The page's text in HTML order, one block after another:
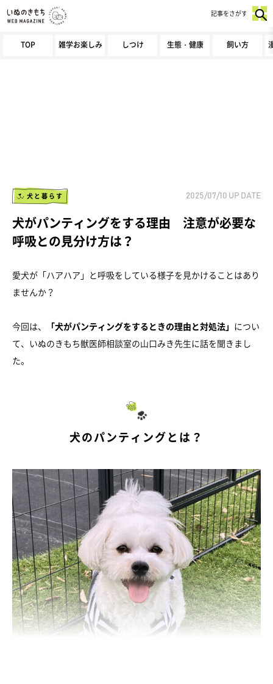
TOP 雑学お楽しみ しつけ 生態・健康 飼い方
記事をさがす
犬と暮らす 2025/07/10 UP DATE
犬がパンティングをする理由 注意が必要な
呼吸との見分け方は？
愛犬が「ハアハア」と呼吸をしている様子を見かけることはあり
ませんか？
今回は、 「犬がパンティングをするときの理由と対処法」 につい
て、いぬのきもち獣医師相談室の山口みき先生に話を聞きまし
た。
犬のパンティングとは？